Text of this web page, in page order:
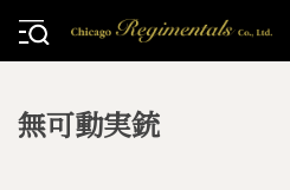
無可動実銃